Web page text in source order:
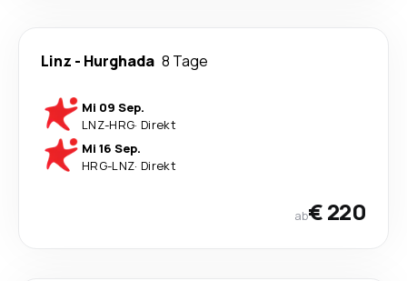
Linz - Hurghada 8 Tage
Mi 09 Sep.
LNZ-HRG· Direkt
Mi 16 Sep.
HRG-LNZ· Direkt
ab€ 220